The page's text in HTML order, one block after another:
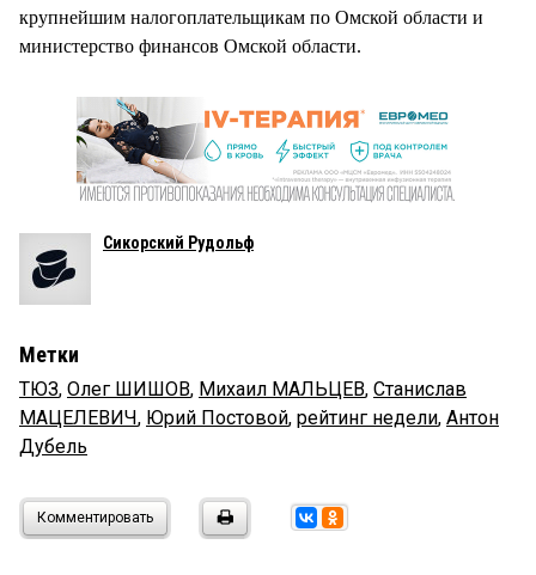
крупнейшим налогоплательщикам по Омской области и
министерство финансов Омской области.
Сикорский Рудольф
Метки
ТЮЗ, Олег ШИШОВ, Михаил МАЛЬЦЕВ, Станислав
МАЦЕЛЕВИЧ, Юрий Постовой, рейтинг недели, Антон
Дубель
Комментировать